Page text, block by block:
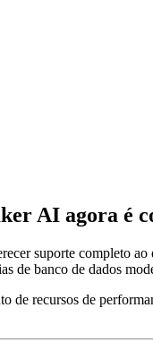
AI agora é
suporte completo
de banco de dados
de recursos de